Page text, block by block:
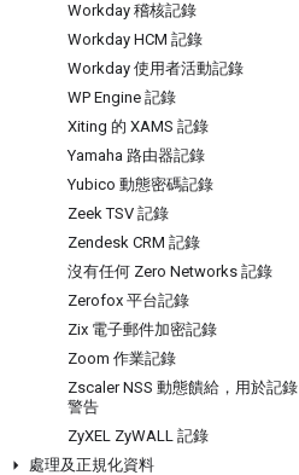
Workday 稽核記錄
Workday HCM 記錄
Workday 使用者活動記錄
WP Engine 記錄
Xiting 的 XAMS 記錄
Yamaha 路由器記錄
Yubico 動態密碼記錄
Zeek TSV 記錄
Zendesk CRM 記錄
沒有任何 Zero Networks 記錄
Zerofox 平台記錄
Zix 電子郵件加密記錄
Zoom 作業記錄
Zscaler NSS 動態饋給，用於記錄
警告
ZyXEL ZyWALL 記錄
處理及正規化資料